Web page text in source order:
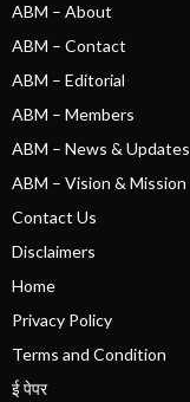
ABM – About
ABM – Contact
ABM – Editorial
ABM – Members
ABM – News & Updates
ABM – Vision & Mission
Contact Us
Disclaimers
Home
Privacy Policy
Terms and Condition
ई पेपर